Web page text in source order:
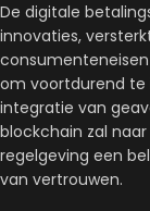
De digitale
innovaties,
om voortdurend te
integratie van
blockchain zal
regelgeving een
van vertrouwen.